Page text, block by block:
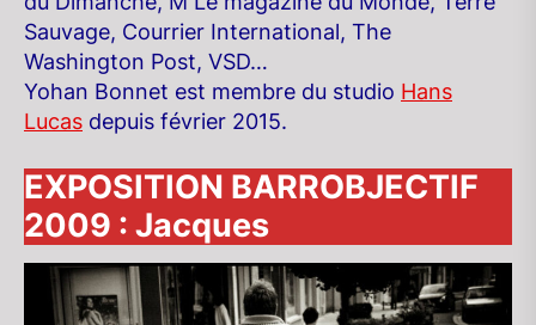
Sauvage, Courrier International, The
Washington Post, VSD…
Yohan Bonnet est membre du studio Hans
Lucas depuis février 2015.
EXPOSITION BARROBJECTIF
2009 : Jacques